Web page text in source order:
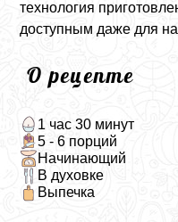
технология
доступным даже для
О рецепте
1 час 30 минут
5 - 6 порций
Начинающий
В духовке
Выпечка